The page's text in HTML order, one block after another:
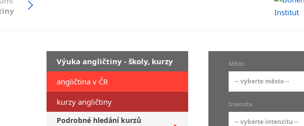
Výuka angličtiny - školy, kurzy
angličtina v ČR
kurzy angličtiny
Podrobné hledání kurzů
Město
-- vyberte město --
-- vyberte město --
pražské městské
Intenzita
-- vyberte intenzitu --